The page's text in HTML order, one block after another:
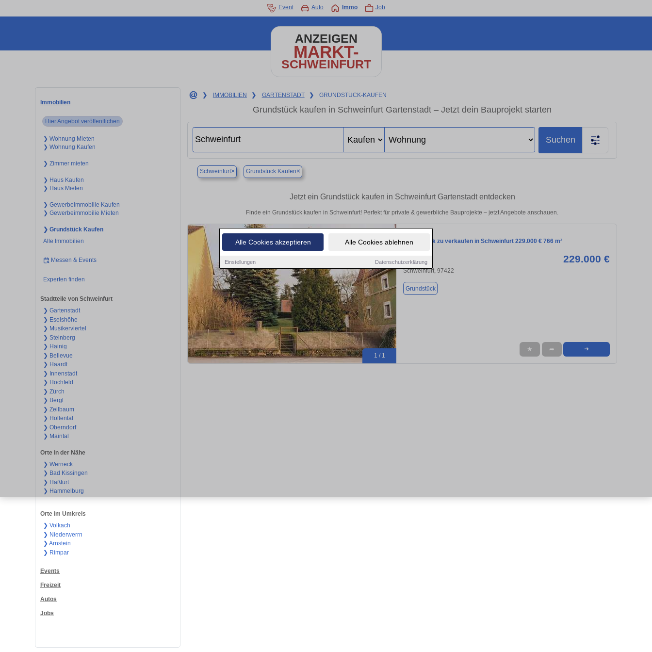
Alle Cookies akzeptieren Alle Cookies ablehnen
Einstellungen Datenschutzerklärung
Event Auto Immo Job
ANZEIGEN
MARKT-
SCHWEINFURT
Immobilien
Hier Angebot veröffentlichen
❯ Wohnung Mieten
❯ Wohnung Kaufen
❯ Zimmer mieten
❯ Haus Kaufen
❯ Haus Mieten
❯ Gewerbeimmobilie Kaufen
❯ Gewerbeimmobilie Mieten
❯ Grundstück Kaufen
Alle Immobilien
Messen & Events
Experten finden
Stadtteile von Schweinfurt
❯ Gartenstadt
❯ Eselshöhe
❯ Musikerviertel
❯ Steinberg
❯ Hainig
❯ Bellevue
❯ Haardt
❯ Innenstadt
❯ Hochfeld
❯ Zürch
❯ Bergl
❯ Zeilbaum
❯ Höllental
❯ Oberndorf
❯ Maintal
Orte in der Nähe
❯ Werneck
❯ Bad Kissingen
❯ Haßfurt
❯ Hammelburg
Orte im Umkreis
❯ Volkach
❯ Niederwerrn
❯ Arnstein
❯ Rimpar
Events
Freizeit
Autos
Jobs
❯ IMMOBILIEN ❯ GARTENSTADT ❯ GRUNDSTÜCK-KAUFEN
Grundstück kaufen in Schweinfurt Gartenstadt – Jetzt dein Bauprojekt starten
Suchen
Schweinfurt× Grundstück Kaufen×
Jetzt ein Grundstück kaufen in Schweinfurt Gartenstadt entdecken
Finde ein Grundstück kaufen in Schweinfurt! Perfekt für private & gewerbliche Bauprojekte – jetzt Angebote anschauen.
1 / 1
Grundstück zu verkaufen in Schweinfurt 229.000 € 766 m²
229.000 €
Schweinfurt, 97422
Grundstück
★ ➦ ➜